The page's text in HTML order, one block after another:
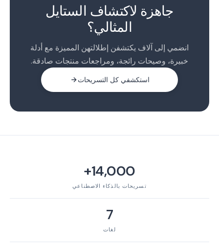
جاهزة لاكتشاف الستايل
المثالي؟
انضمي إلى آلاف يكتشفن إطلالتهن المميزة مع أدلة
خبيرة، وصيحات رائجة، ومراجعات منتجات صادقة.
استكشفي كل التسريحات
14,000+
تسريحات بالذكاء الاصطناعي
7
لغات